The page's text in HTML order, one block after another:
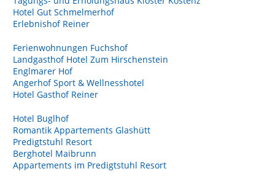
Hotel Gut Schmelmerhof
Erlebnishof Reiner
Ferienwohnungen Fuchshof
Landgasthof Hotel Zum Hirschenstein
Englmarer Hof
Angerhof Sport & Wellnesshotel
Hotel Gasthof Reiner
Hotel Buglhof
Romantik Appartements Glashütt
Predigtstuhl Resort
Berghotel Maibrunn
Appartements im Predigtstuhl Resort